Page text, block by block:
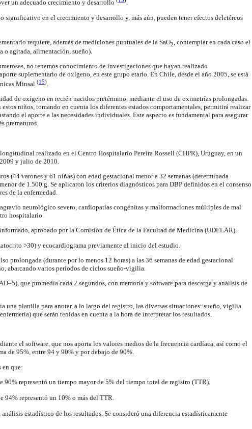
un adecuado crecimiento y desarrollo
.
significativo en el crecimiento y desarrollo y, más aún, pueden tener efectos deletéreos
requiere, además de mediciones puntuales de la SaO2, contemplar en cada caso el
agitada, alimentación, sueño).
no tenemos conocimiento de investigaciones que hayan realizado
suplementario de oxígeno, en este grupo etario. En Chile, desde el año 2005, se está
Minsal (15).
de oxígeno en recién nacidos pretérmino, mediante el uso de oximetrías prolongadas.
niños, tomando en cuenta los diferentes estados comportamentales, permitirá realizar
el aporte a las necesidades individuales. Este aspecto es fundamental para asegurar
prematuros.
realizado en el Centro Hospitalario Pereira Rossell (CHPR), Uruguay, en un
y julio de 2010.
(44 varones y 61 niñas) con edad gestacional menor a 32 semanas (determinada
de 1.500 g. Se aplicaron los criterios diagnósticos para DBP definidos en el consenso
de la enfermedad.
neurológico severo, cardiopatías congénitas y malformaciones múltiples de mal
hospitalario.
aprobado por la Comisión de Ética de la Facultad de Medicina (UDELAR).
>30) y ecocardiograma previamente al inicio del estudio.
prolongada (durante por lo menos 12 horas) a las 36 semanas de edad gestacional
abarcando varios períodos de ciclos sueño-vigilia.
que promedia cada 2 segundos, con memoria y software para descarga y análisis de
una planilla para anotar, a lo largo del registro, las diversas situaciones: sueño, vigilia
que serán tenidas en cuenta a la hora de interpretar los resultados.
el software, que nos aporta los valores medios de la frecuencia cardíaca, así como el
de 95%, entre 94 y 90% y por debajo de 90%.
en que:
90% representó un tiempo mayor de 5% del tiempo total de registro (TTR).
94% representó un 10% o más del TTR.
estadístico de los resultados. Se consideró una diferencia estadísticamente